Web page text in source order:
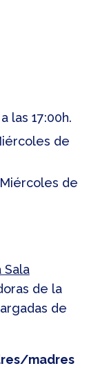
las 17:00h.
de
de
Sala
de la
de
madres